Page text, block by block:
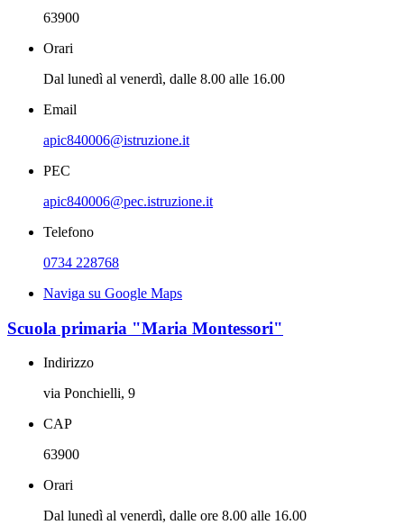
63900
Orari
Dal lunedì al venerdì, dalle 8.00 alle 16.00
Email
apic840006@istruzione.it
PEC
apic840006@pec.istruzione.it
Telefono
0734 228768
Naviga su Google Maps
Scuola primaria "Maria Montessori"
Indirizzo
via Ponchielli, 9
CAP
63900
Orari
Dal lunedì al venerdì, dalle ore 8.00 alle 16.00